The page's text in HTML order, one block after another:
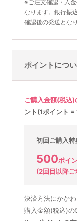
※ご注文確認・入
なります。銀行振
確認後の発送とな
ポイントにつ
ご購入金額(税込)
ント(1ポイント =
初回ご購入特
500ポイ
(2回目以降
決済方法にかか
購入金額(税込)の